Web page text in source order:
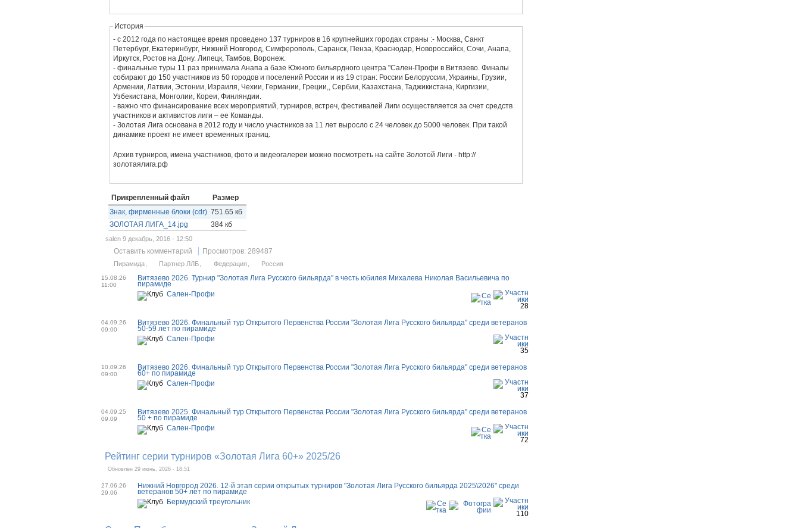
История
- с 2012 года по настоящее время проведено 137 турниров в 16 крупнейших городах страны :- Москва, Санкт
Петербург, Екатеринбург, Нижний Новгород, Симферополь, Саранск, Пенза, Краснодар, Новороссийск, Сочи, Анапа,
Иркутск, Ростов на Дону. Липецк, Тамбов, Воронеж.
- финальные туры 11 раз принимала Анапа а базе Южного бильярдного центра "Сален-Профи в Витязево. Финалы
собирают до 150 участников из 50 городов и поселений России и из 19 стран: России Белоруссии, Украины, Грузии,
Армении, Латвии, Эстонии, Израиля, Чехии, Германии, Греции,, Сербии, Казахстана, Таджикистана, Киргизии,
Узбекистана, Монголии, Кореи, Финляндии.
- важно что финансирование всех мероприятий, турниров, встреч, фестивалей Лиги осуществляется за счет средств
участников и активистов лиги – ее Команды.
- Золотая Лига основана в 2012 году и число участников за 11 лет выросло с 24 человек до 5000 человек. При такой
динамике проект не имеет временных границ.
Архив турниров, имена участников, фото и видеогалереи можно посмотреть на сайте Золотой Лиги - http://
золотаялига.рф
Прикрепленный файл
Размер
Знак, фирменные блоки (cdr) 751.65 кб
ЗОЛОТАЯ ЛИГА_14.jpg
384 кб
salen 9 декабрь, 2016 - 12:50
Оставить комментарий Просмотров: 289487
Пирамида Партнер ЛЛБ Федерация Россия
15.08.26
11:00
Витязево 2026. Турнир "Золотая Лига Русского бильярда" в честь юбилея Михалева Николая Васильевича по
пирамиде
Сален-Профи
28
04.09.26
09:00
Витязево 2026. Финальный тур Открытого Первенства России "Золотая Лига Русского бильярда" среди ветеранов
50-59 лет по пирамиде
Сален-Профи
35
10.09.26
09:00
Витязево 2026. Финальный тур Открытого Первенства России "Золотая Лига Русского бильярда" среди ветеранов
60+ по пирамиде
Сален-Профи
37
04.09.25
09.09
Витязево 2025. Финальный тур Открытого Первенства России "Золотая Лига Русского бильярда" среди ветеранов
50 + по пирамиде
Сален-Профи
72
Рейтинг серии турниров «Золотая Лига 60+» 2025/26
Обновлен 29 июнь, 2026 - 18:51
27.06.26
29.06
Нижний Новгород 2026. 12-й этап серии открытых турниров "Золотая Лига Русского бильярда 2025\2026" среди
ветеранов 50+ лет по пирамиде
Бермудский треугольник
110